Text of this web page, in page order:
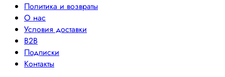
Политика и возвраты
О нас
Условия доставки
B2B
Подписки
Контакты